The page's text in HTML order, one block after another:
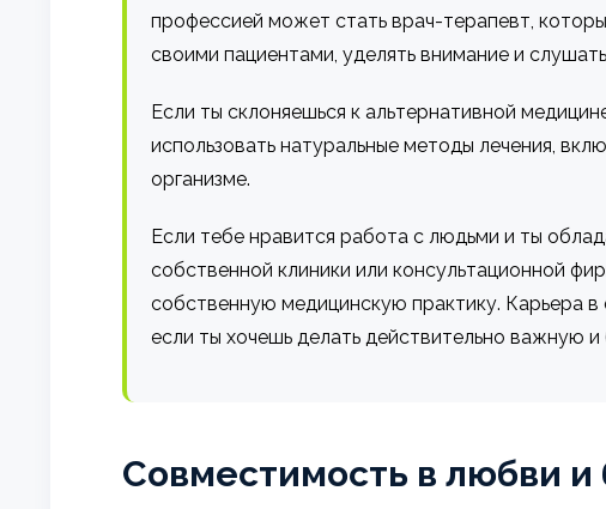
профессией может стать врач-терапевт,
своими пациентами, уделять внимание и
Если ты склоняешься к альтернативной
использовать натуральные методы лечения,
организме.
Если тебе нравится работа с людьми и ты
собственной клиники или консультационной
собственную медицинскую практику. Карьера
если ты хочешь делать действительно важную
Совместимость в любви и